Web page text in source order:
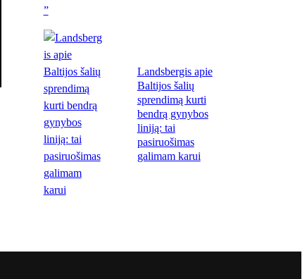
Landsbergis apie
Baltijos šalių
sprendimą kurti
bendrą gynybos
liniją: tai
pasiruošimas
galimam karui